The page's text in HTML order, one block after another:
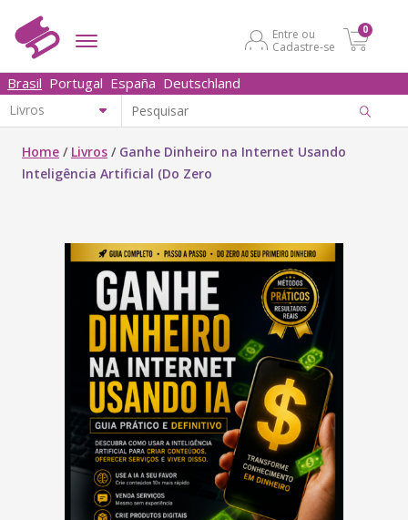
Entre ou
Cadastre-se
0
Brasil Portugal España Deutschland
Home / Livros / Ganhe Dinheiro na Internet Usando
Inteligência Artificial (Do Zero